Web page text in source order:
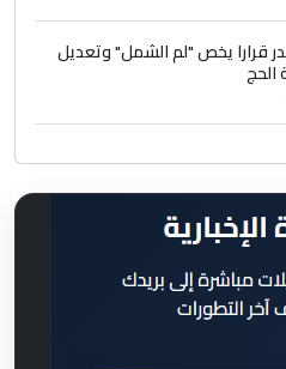
قرارا يخص "لم الشمل" وتعديل
الحج